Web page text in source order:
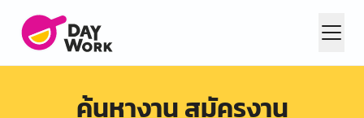
ค้นหางาน สมัครงาน